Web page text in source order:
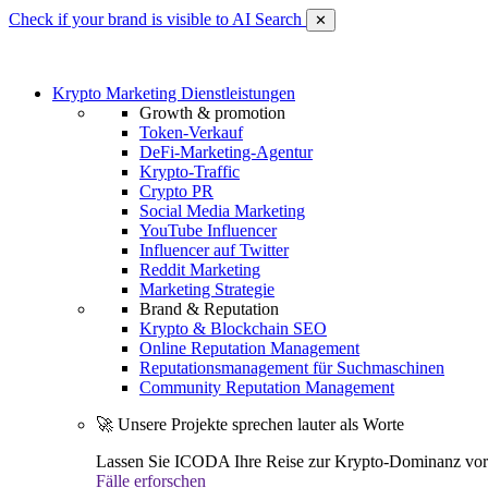
Check if your brand is visible to AI Search ✕
Krypto Marketing Dienstleistungen
Growth & promotion
Token-Verkauf
DeFi-Marketing-Agentur
Krypto-Traffic
Crypto PR
Social Media Marketing
YouTube Influencer
Influencer auf Twitter
Reddit Marketing
Marketing Strategie
Brand & Reputation
Krypto & Blockchain SEO
Online Reputation Management
Reputationsmanagement für Suchmaschinen
Community Reputation Management
🚀 Unsere Projekte sprechen lauter als Worte
Lassen Sie ICODA Ihre Reise zur Krypto-Dominanz
Fälle erforschen